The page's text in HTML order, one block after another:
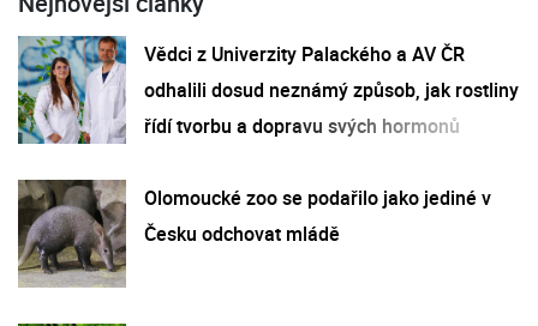
Vědci z Univerzity Palackého a AV ČR
odhalili dosud neznámý způsob, jak rostliny
řídí tvorbu a dopravu svých hormonů
Olomoucké zoo se podařilo jako jediné v
Česku odchovat mládě